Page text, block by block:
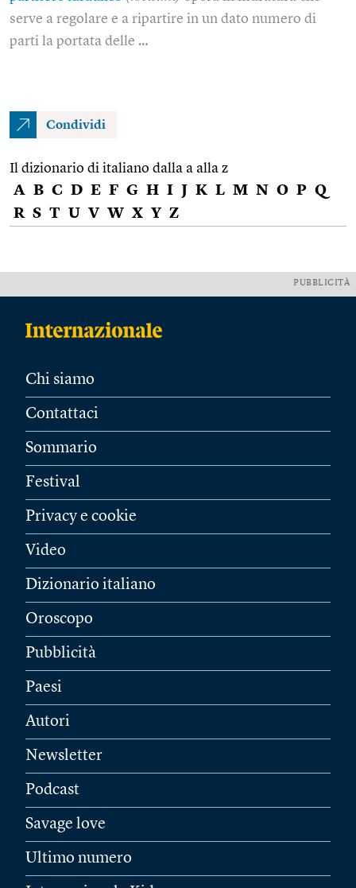
serve a regolare e a ripartire in un dato numero di
parti la portata delle …
Condividi
Il dizionario di italiano dalla a alla z
A B C D E F G H I J K L M N O P Q
R S T U V W X Y Z
PUBBLICITÀ
Chi siamo
Contattaci
Sommario
Festival
Privacy e cookie
Video
Dizionario italiano
Oroscopo
Pubblicità
Paesi
Autori
Newsletter
Podcast
Savage love
Ultimo numero